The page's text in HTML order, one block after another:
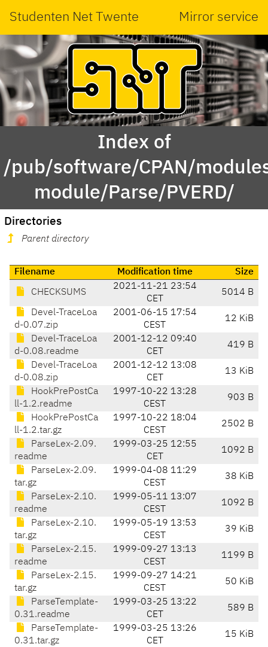
Studenten Net Twente Mirror service
Index of
/pub/software/CPAN/
module/Parse/PVERD/
Directories
Parent directory
Filename Modification time Size
CHECKSUMS
2021-11-21 23:54
CET
5014 B
Devel-TraceLoa
d-0.07.zip
2001-06-15 17:54
CEST
12 KiB
Devel-TraceLoa
d-0.08.readme
2001-12-12 09:40
CET
419 B
Devel-TraceLoa
d-0.08.zip
2001-12-12 13:08
CET
13 KiB
HookPrePostCa
ll-1.2.readme
1997-10-22 13:28
CEST
903 B
HookPrePostCa
ll-1.2.tar.gz
1997-10-22 18:04
CEST
2502 B
ParseLex-2.09.
readme
1999-03-25 12:55
CET
1092 B
ParseLex-2.09.
tar.gz
1999-04-08 11:29
CEST
38 KiB
ParseLex-2.10.
readme
1999-05-11 13:07
CEST
1092 B
ParseLex-2.10.
tar.gz
1999-05-19 13:53
CEST
39 KiB
ParseLex-2.15.
readme
1999-09-27 13:13
CEST
1199 B
ParseLex-2.15.
tar.gz
1999-09-27 14:21
CEST
50 KiB
ParseTemplate-
0.31.readme
1999-03-25 13:22
CET
589 B
ParseTemplate-
0.31.tar.gz
1999-03-25 13:26
CET
15 KiB